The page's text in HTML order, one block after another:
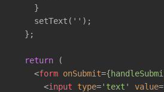
    }
    setText(
'' );
  };
return (
<form onSubmit=
<input type='text' value=